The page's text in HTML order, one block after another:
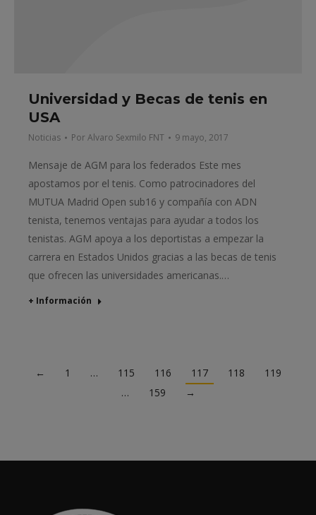
Universidad y Becas de tenis en
USA
Noticias PorAlvaro Sexmilo FNT 9 mayo, 2017
Mensaje de AGM para los federados Este mes
apostamos por el tenis. Como patrocinadores del
MUTUA Madrid Open sub16 y compañía con ADN
tenista, tenemos ventajas para ayudar a todos los
tenistas. AGM apoya a los deportistas a empezar la
carrera en Estados Unidos gracias a las becas de tenis
que ofrecen las universidades americanas.…
+ Información
← 1 … 115 116 117 118
119
…
159 →